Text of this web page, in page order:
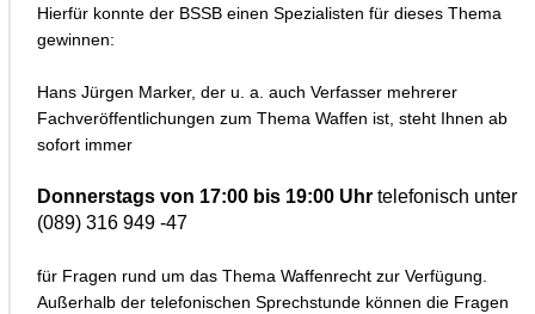
Hierfür konnte der BSSB einen Spezialisten für dieses Thema
gewinnen:
Hans Jürgen Marker, der u. a. auch Verfasser mehrerer
Fachveröffentlichungen zum Thema Waffen ist, steht Ihnen ab
sofort immer
Donnerstags von 17:00 bis 19:00 Uhrtelefonisch unter
(089) 316 949 -47
für Fragen rund um das Thema Waffenrecht zur Verfügung.
Außerhalb der telefonischen Sprechstunde können die Fragen